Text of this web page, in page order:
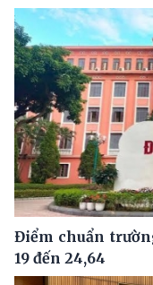
Điểm chuẩn
19 đến 24,64